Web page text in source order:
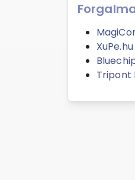
XuPe.hu
Tripont